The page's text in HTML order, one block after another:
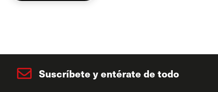
Suscríbete y entérate de todo